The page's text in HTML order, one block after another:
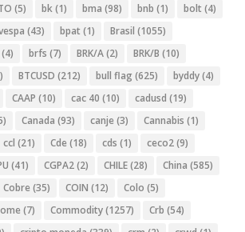
(5) bk(1) bma (98) bnb (1) bolt (4)
(43) bpat (1) Brasil (1055)
(4) brfs (7) BRK/A(2) BRK/B (10)
BTCUSD (212) bull flag (625) byddy(4)
CAAP (10) cac 40 (10) cadusd (19)
Canada (93) canje (3) Cannabis (1)
ccl (21) Cde (18) cds (1) ceco2(9)
(41) CGPA2(2) CHILE(28) China (585)
Cobre (35) COIN (12) Colo (5)
(7) Commodity(1257) Crb (54)